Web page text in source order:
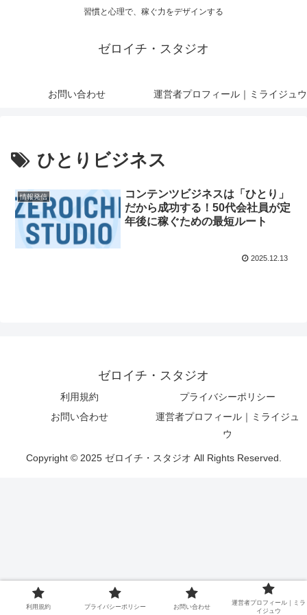
習慣と心理で、稼ぐ力をデザインする
ゼロイチ・スタジオ
お問い合わせ 運営者プロフィール｜ミライジュウ
ひとりビジネス
情報発信
コンテンツビジネスは「ひとり」
だから成功する！50代会社員が定
年後に稼ぐための最短ルート
2025.12.13
ゼロイチ・スタジオ
利用規約
プライバシーポリシー
お問い合わせ
運営者プロフィール｜ミライジュ
ウ
Copyright © 2025 ゼロイチ・スタジオ All Rights Reserved.
利用規約 プライバシーポリシー お問い合わせ
運営者プロフィール｜ミラ
イジュウ